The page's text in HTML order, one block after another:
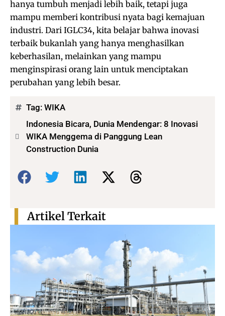
hanya tumbuh menjadi lebih baik, tetapi juga
mampu memberi kontribusi nyata bagi kemajuan
industri. Dari IGLC34, kita belajar bahwa inovasi
terbaik bukanlah yang hanya menghasilkan
keberhasilan, melainkan yang mampu
menginspirasi orang lain untuk menciptakan
perubahan yang lebih besar.
Tag: WIKA
Indonesia Bicara, Dunia Mendengar: 8 Inovasi
WIKA Menggema di Panggung Lean
Construction Dunia
Bagikan:
Artikel Terkait